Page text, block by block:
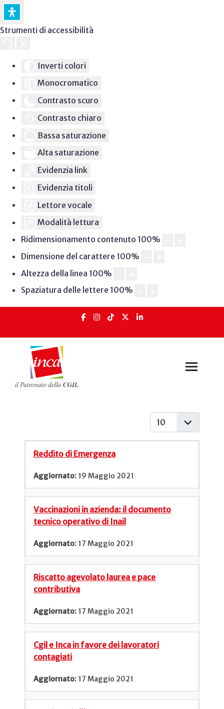
Strumenti di accessibilità
Inverti colori
Monocromatico
Contrasto scuro
Contrasto chiaro
Bassa saturazione
Alta saturazione
Evidenzia link
Evidenzia titoli
Lettore vocale
Modalità lettura
Ridimensionamento contenuto 100%
Dimensione del carattere 100%
Altezza della linea 100%
Spaziatura delle lettere 100%
Visualizza #
Reddito di Emergenza
19 Maggio 2021
Vaccinazioni in azienda: il documento
tecnico operativo di Inail
17 Maggio 2021
Riscatto agevolato laurea e pace
contributiva
17 Maggio 2021
Cgil e Inca in favore dei lavoratori
contagiati
17 Maggio 2021